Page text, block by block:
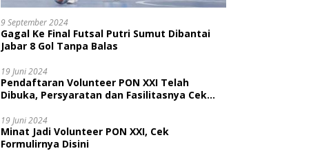
9 September 2024
Gagal Ke Final Futsal Putri Sumut Dibantai
Jabar 8 Gol Tanpa Balas
19 Juni 2024
Pendaftaran Volunteer PON XXI Telah
Dibuka, Persyaratan dan Fasilitasnya Cek
19 Juni 2024
Minat Jadi Volunteer PON XXI, Cek
Formulirnya Disini